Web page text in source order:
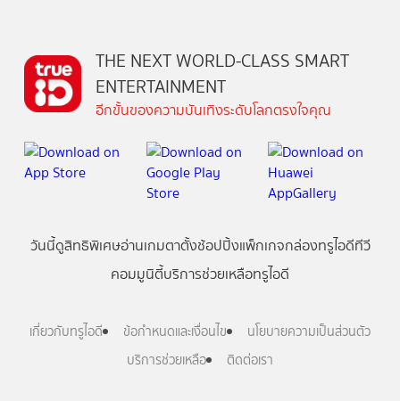
THE NEXT WORLD-CLASS SMART
ENTERTAINMENT
อีกขั้นของความบันเทิงระดับโลกตรงใจคุณ
วันนี้ดูสิทธิพิเศษอ่านเกมตาตั้งช้อปปิ้งแพ็กเกจกล่องทรูไอดีทีวี
คอมมูนิตี้บริการช่วยเหลือทรูไอดี
เกี่ยวกับทรูไอดี ข้อกำหนดและเงื่อนไข
นโยบายความเป็นส่วนตัว
บริการช่วยเหลือ
ติดต่อเรา